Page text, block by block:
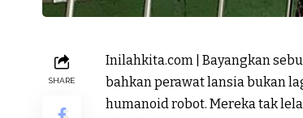
SHARE
Inilahkita.com | Bayangkan
bahkan perawat lansia bukan
humanoid robot. Mereka tak